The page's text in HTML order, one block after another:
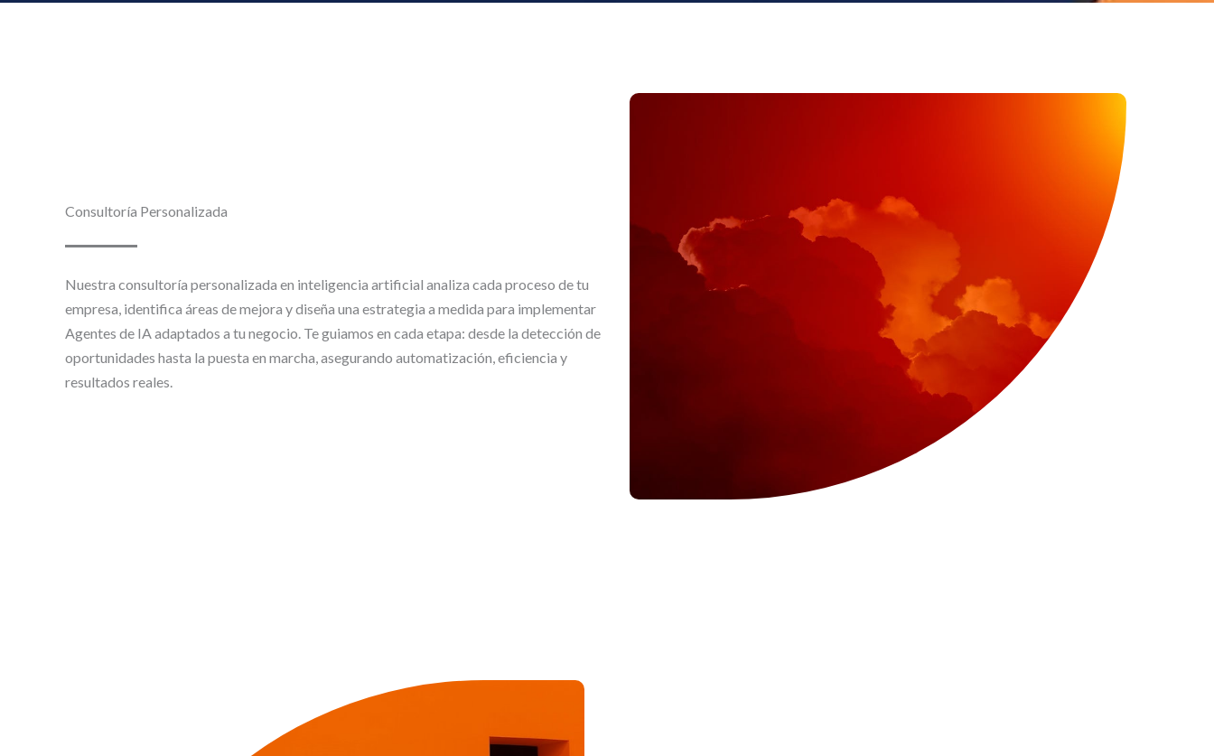
Consultoría Personalizada
Nuestra consultoría personalizada en inteligencia artificial analiza cada proceso de tu
empresa, identifica áreas de mejora y diseña una estrategia a medida para implementar
Agentes de IA adaptados a tu negocio. Te guiamos en cada etapa: desde la detección de
oportunidades hasta la puesta en marcha, asegurando automatización, eficiencia y
resultados reales.